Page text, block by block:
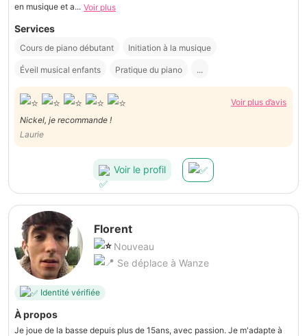
en musique et a... Voir plus
Services
Cours de piano débutant Initiation à la musique
Éveil musical enfants Pratique du piano ...
Voir plus d’avis
Nickel, je recommande !
Laurie
Voir le profil
Florent
Nouveau
Se déplace à Wanze
Identité vérifiée
À propos
Je joue de la basse depuis plus de 15ans, avec passion. Je m'adapte à